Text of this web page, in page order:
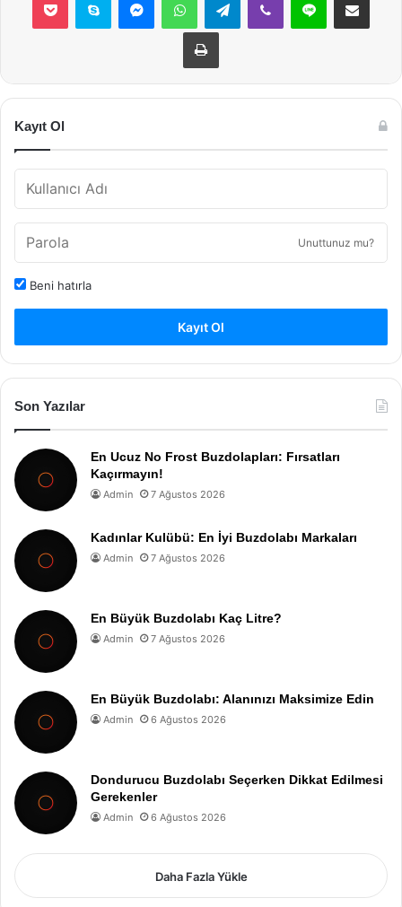
Yazdır
Kayıt Ol
Unuttunuz mu?
Beni hatırla
Kayıt Ol
Son Yazılar
En Ucuz No Frost Buzdolapları: Fırsatları
Kaçırmayın!
Admin 7 Ağustos 2026
Kadınlar Kulübü: En İyi Buzdolabı Markaları
Admin 7 Ağustos 2026
En Büyük Buzdolabı Kaç Litre?
Admin 7 Ağustos 2026
En Büyük Buzdolabı: Alanınızı Maksimize Edin
Admin 6 Ağustos 2026
Dondurucu Buzdolabı Seçerken Dikkat Edilmesi
Gerekenler
Admin 6 Ağustos 2026
Daha Fazla Yükle